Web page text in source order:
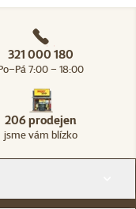
321 000 180
7:00 – 18:00
206 prodejen
jsme vám blízko